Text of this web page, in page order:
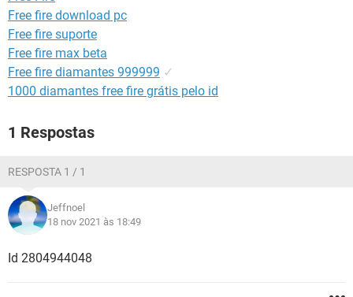
Free fire download pc
Free fire suporte
Free fire max beta
Free fire diamantes 999999 ✓
1000 diamantes free fire grátis pelo id
1 Respostas
RESPOSTA 1 / 1
Jeffnoel
18 nov 2021 às 18:49
Id 2804944048